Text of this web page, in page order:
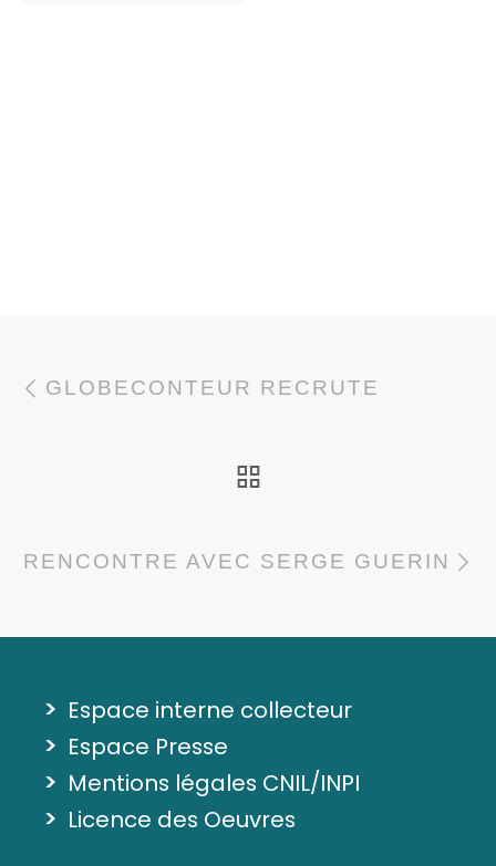
Parcourir les
GLOBECONTEUR RECRUTE
RENCONTRE AVEC SERGE GUERIN
> Espace interne collecteur
> Espace Presse
> Mentions légales CNIL/INPI
> Licence des Oeuvres